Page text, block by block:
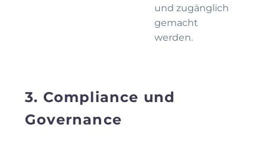
und zugänglich
gemacht
werden.
3. Compliance und
Governance